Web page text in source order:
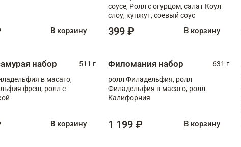
В корзину
соусе, Ролл с огурцом, салат Коул
слоу, кунжут, соевый соус
399 ₽ В корзину
набор
511 г
в масаго,
фреш, ролл с
В корзину
Филомания набор
631 г
ролл Филадельфия, ролл
Филадельфия в масаго, ролл
Калифорния
1 199 ₽ В корзину